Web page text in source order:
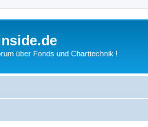
über Fonds und Charttechnik !